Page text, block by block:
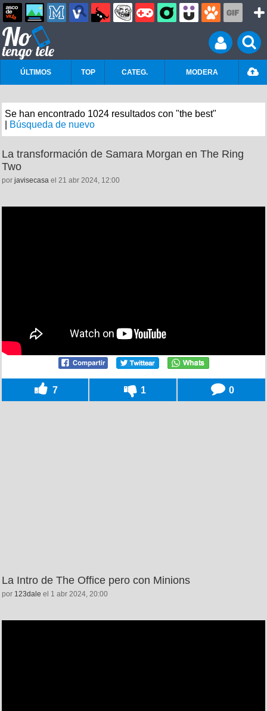
ÚLTIMOS TOP CATEG. MODERA
Se han encontrado 1024 resultados con "the best"
Búsqueda de nuevo
La transformación de Samara Morgan en The Ring
Two
por javisecasa el 21 abr 2024, 12:00
7 1 0
La Intro de The Office pero con Minions
por 123dale el 1 abr 2024, 20:00